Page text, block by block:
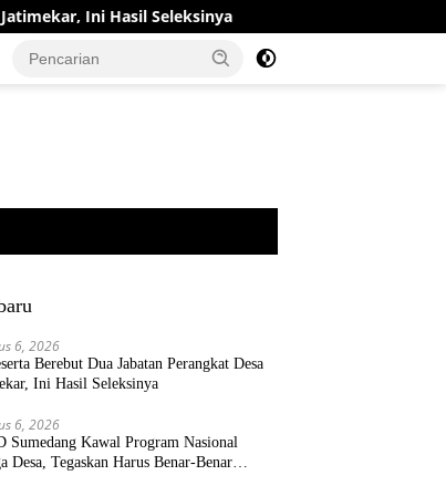
Hasil Seleksinya DPRD Sumedang Kawal
6, 2026
Berebut Dua Jabatan Perangkat Desa
Ini Hasil Seleksinya
6, 2026
Sumedang Kawal Program Nasional
Desa, Tegaskan Harus Benar-Benar